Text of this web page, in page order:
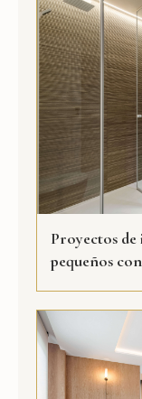
Proyectos
pequeños